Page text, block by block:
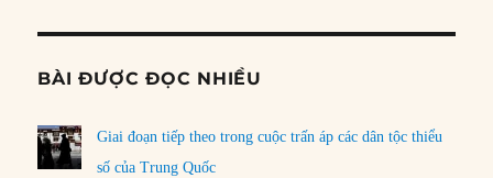
BÀI ĐƯỢC ĐỌC NHIỀU
Giai đoạn tiếp theo trong cuộc trấn áp các dân tộc thiểu
số của Trung Quốc